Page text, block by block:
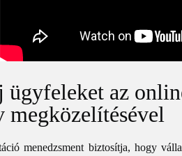
az
megközelítésével
menedzsment biztosítja, hogy